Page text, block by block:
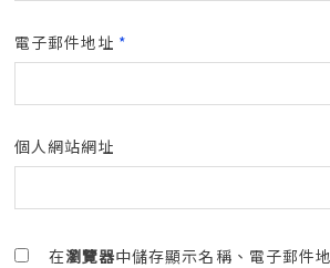
電子郵件地址 *
個人網站網址
在瀏覽器中儲存顯示名稱、電子郵件